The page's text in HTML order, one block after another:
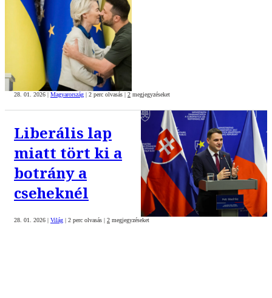
28. 01. 2026 | Magyarország | 2 perc olvasás | 2 megjegyzéseket
Liberális lap
miatt tört ki a
botrány a
cseheknél
28. 01. 2026 | Világ | 2 perc olvasás | 2 megjegyzéseket